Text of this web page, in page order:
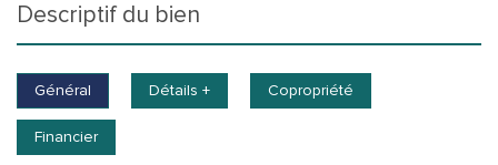
descriptif du bien
Général Détails + Copropriété
Financier